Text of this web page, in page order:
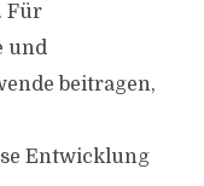
Für
und
beitragen,
Entwicklung